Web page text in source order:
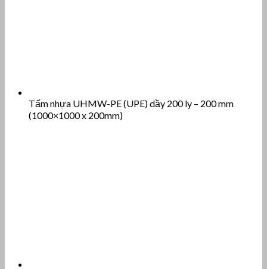
Tấm nhựa UHMW-PE (UPE) dầy 200 ly – 200 mm
(1000×1000 x 200mm)